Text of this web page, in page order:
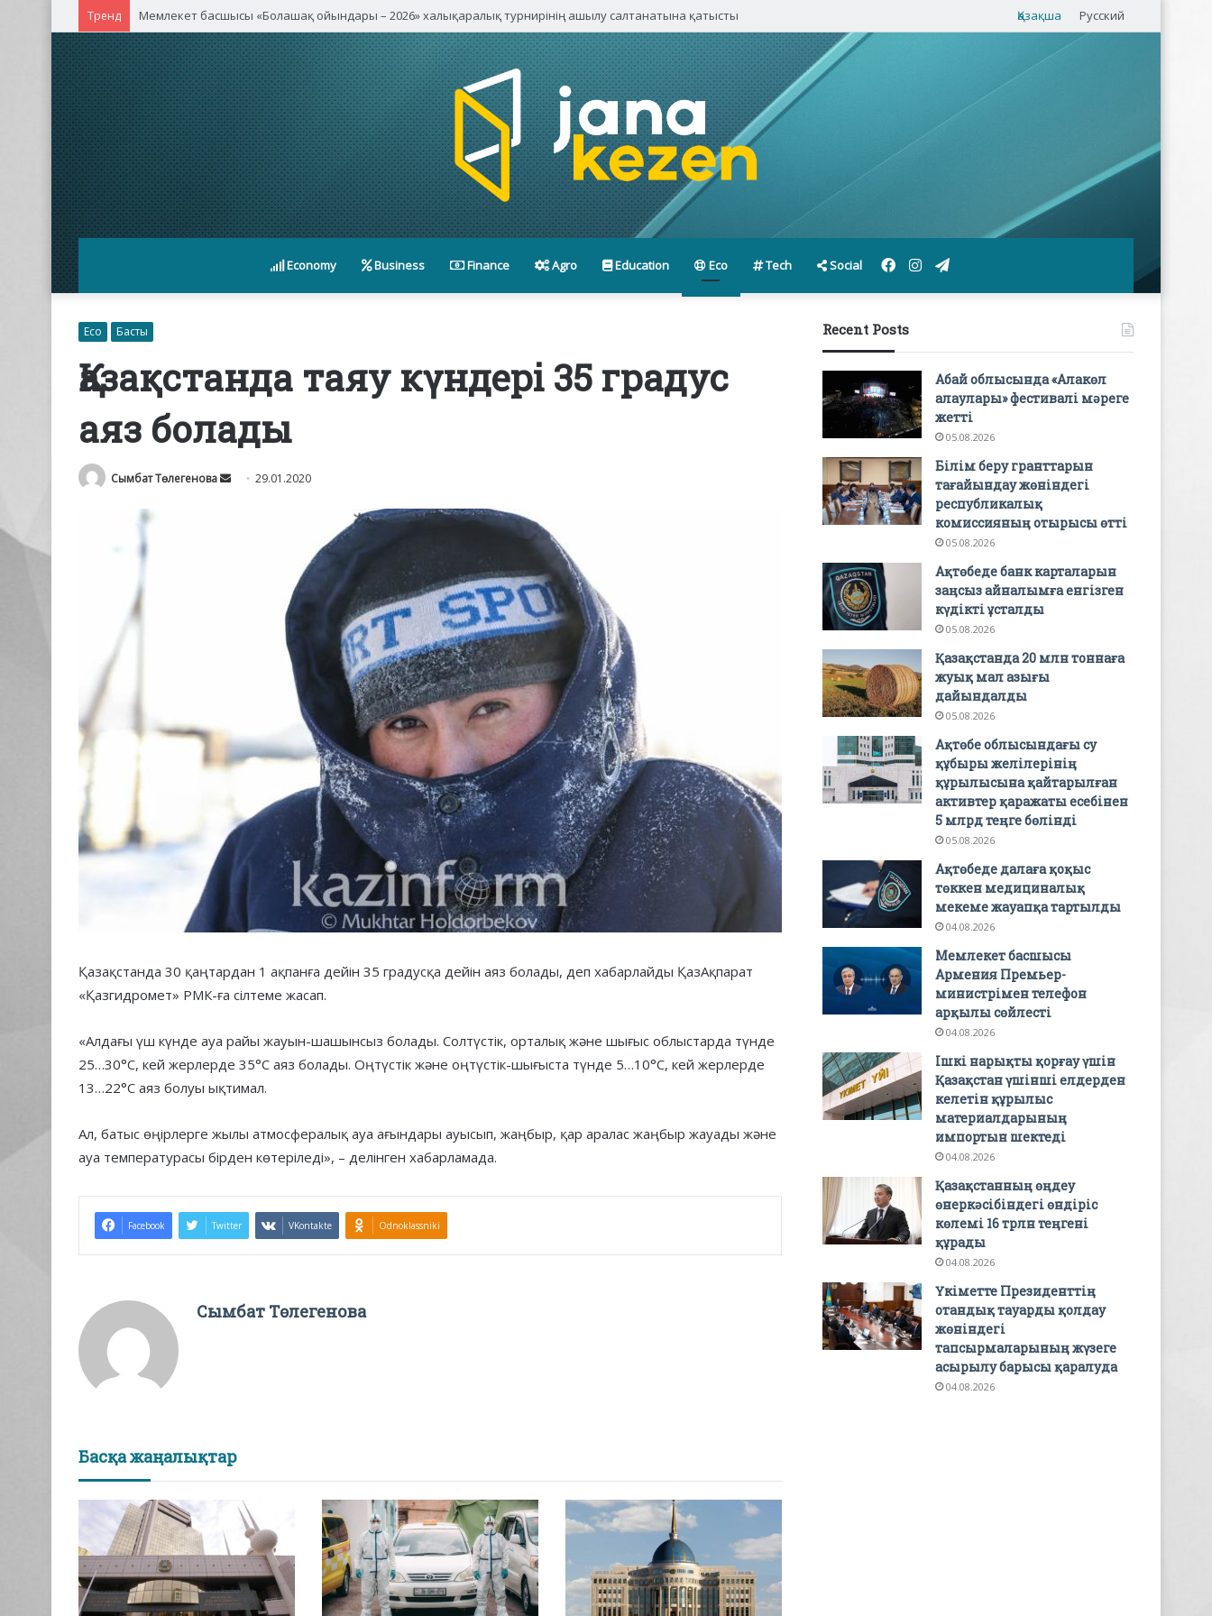
Тренд Мемлекет басшысы «Болашақ ойындары – 2026» халықаралық турнирінің ашылу салтанатына қатысты Қазақша Русский
Economy Business Finance Agro Education Eco Tech Social Telegram
Instagram
Facebook
Eco Басты
Қазақстанда таяу күндері 35 градус
аяз болады
Сымбат Төлегенова
Send 29.01.2020
Қазақстанда 30 қаңтардан 1 ақпанға дейін 35 градусқа дейін аяз болады, деп хабарлайды ҚазАқпарат
«Қазгидромет» РМК-ға сілтеме жасап.
«Алдағы үш күнде ауа райы жауын-шашынсыз болады. Солтүстік, орталық және шығыс облыстарда түнде
25…30°С, кей жерлерде 35°С аяз болады. Оңтүстік және оңтүстік-шығыста түнде 5…10°С, кей жерлерде
13…22°С аяз болуы ықтимал.
Ал, батыс өңірлерге жылы атмосфералық ауа ағындары ауысып, жаңбыр, қар аралас жаңбыр жауады және
ауа температурасы бірден көтеріледі», – делінген хабарламада.
Facebook Twitter VKontakte Odnoklassniki
Сымбат Төлегенова
Басқа жаңалықтар
Recent Posts
Абай облысында «Алакөл
алаулары» фестивалі мәреге
жетті
05.08.2026
Білім беру гранттарын
тағайындау жөніндегі
республикалық
комиссияның отырысы өтті
05.08.2026
Ақтөбеде банк карталарын
заңсыз айналымға енгізген
күдікті ұсталды
05.08.2026
Қазақстанда 20 млн тоннаға
жуық мал азығы
дайындалды
05.08.2026
Ақтөбе облысындағы су
құбыры желілерінің
құрылысына қайтарылған
активтер қаражаты есебінен
5 млрд теңге бөлінді
05.08.2026
Ақтөбеде далаға қоқыс
төккен медициналық
мекеме жауапқа тартылды
04.08.2026
Мемлекет басшысы
Армения Премьер-
министрімен телефон
арқылы сөйлесті
04.08.2026
Ішкі нарықты қорғау үшін
Қазақстан үшінші елдерден
келетін құрылыс
материалдарының
импортын шектеді
04.08.2026
Қазақстанның өңдеу
өнеркәсібіндегі өндіріс
көлемі 16 трлн теңгені
құрады
04.08.2026
Үкіметте Президенттің
отандық тауарды қолдау
жөніндегі
тапсырмаларының жүзеге
асырылу барысы қаралуда
04.08.2026